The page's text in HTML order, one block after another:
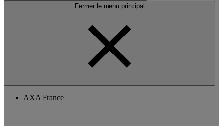
Fermer le menu principal
AXA France